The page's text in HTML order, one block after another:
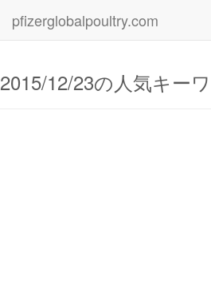
pfizerglobalpoultry.com
2015/12/23の人気キー